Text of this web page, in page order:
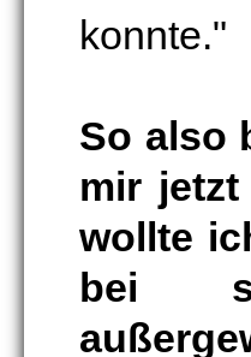
konnte."
So also
mir
wollte
bei